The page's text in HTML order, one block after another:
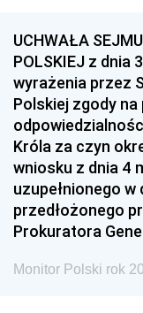
UCHWAŁA
POLSKIEJ z dnia
wyrażenia przez
Polskiej zgody
Króla za czyn
wniosku z dnia 4
uzupełnionego w
przedłożonego
Prokuratora
Monitor Polski rok